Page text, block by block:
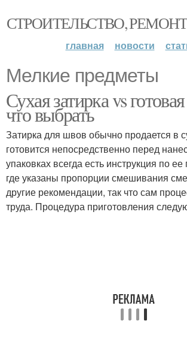
СТРОИТЕЛЬСТВО,
главная новости
Мелкие предметы
Сухая затирка vs
что выбрать
Затирка для швов обычно продается в
готовится непосредственно перед
упаковках всегда есть инструкция по
где указаны пропорции смешивания
другие рекомендации, так что сам
труда. Процедура приготовления